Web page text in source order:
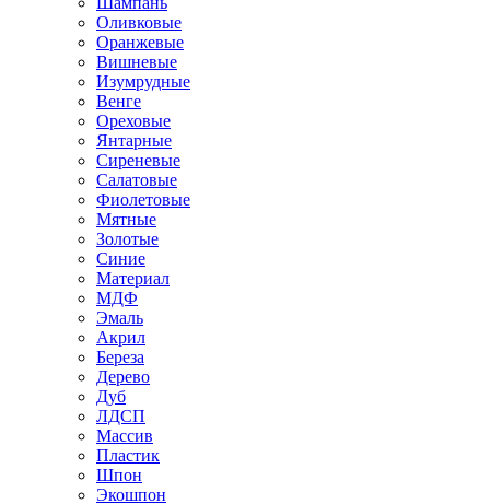
Оливковые
Оранжевые
Вишневые
Изумрудные
Венге
Ореховые
Янтарные
Сиреневые
Салатовые
Фиолетовые
Мятные
Золотые
Синие
Материал
МДФ
Эмаль
Акрил
Береза
Дерево
Дуб
ЛДСП
Массив
Пластик
Шпон
Экошпон